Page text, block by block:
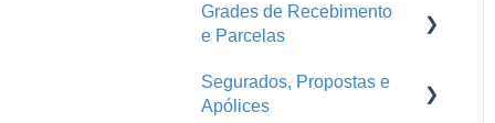
Logins Seguradoras
Usuários
Ramos
Grades de Recebimento
e Parcelas
Parcelas
Segurados, Propostas e
Apólices